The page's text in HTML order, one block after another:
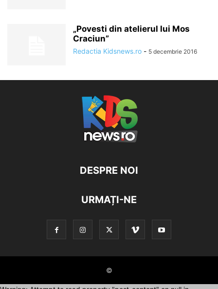
„Povesti din atelierul lui Mos
Craciun”
Redactia Kidsnews.ro - 5 decembrie 2016
DESPRE NOI
URMAȚI-NE
©